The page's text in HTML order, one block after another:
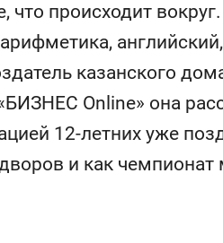
что происходит
казанского
Online» она
12-летних уже
и как
за волной: как
в казанском
свою